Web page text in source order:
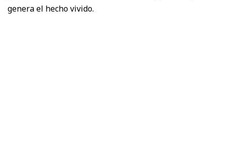
genera el hecho vivido.